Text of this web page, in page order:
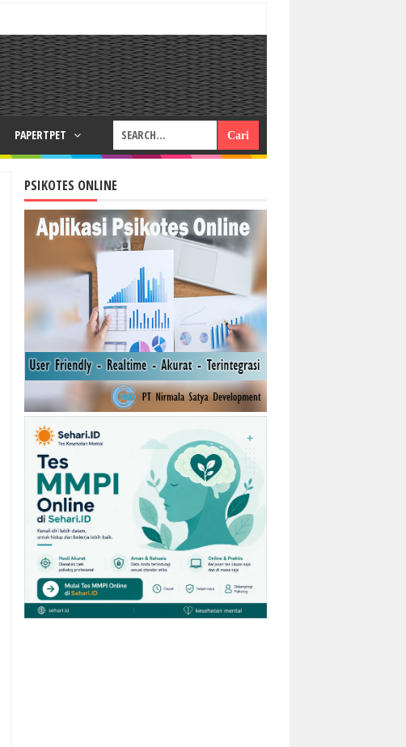
PAPERTPET
PSIKOTES ONLINE